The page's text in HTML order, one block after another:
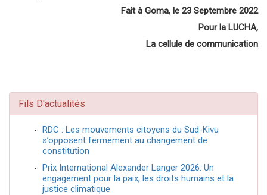
Fait à Goma, le 23 Septembre 2022
Pour la LUCHA,
La cellule de communication
Fils D'actualités
RDC : Les mouvements citoyens du Sud-Kivu
s’opposent fermement au changement de
constitution
Prix International Alexander Langer 2026: Un
engagement pour la paix, les droits humains et la
justice climatique